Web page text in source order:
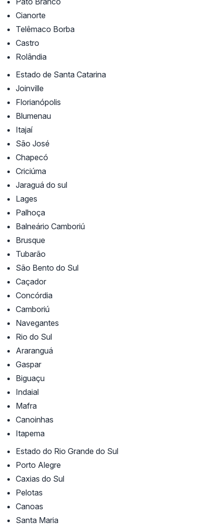
Cianorte
Telêmaco Borba
Castro
Rolândia
Estado de Santa Catarina
Joinville
Florianópolis
Blumenau
Itajaí
São José
Chapecó
Criciúma
Jaraguá do sul
Lages
Palhoça
Balneário Camboriú
Brusque
Tubarão
São Bento do Sul
Caçador
Concórdia
Camboriú
Navegantes
Rio do Sul
Araranguá
Gaspar
Biguaçu
Indaial
Mafra
Canoinhas
Itapema
Estado do Rio Grande do Sul
Porto Alegre
Caxias do Sul
Pelotas
Canoas
Santa Maria